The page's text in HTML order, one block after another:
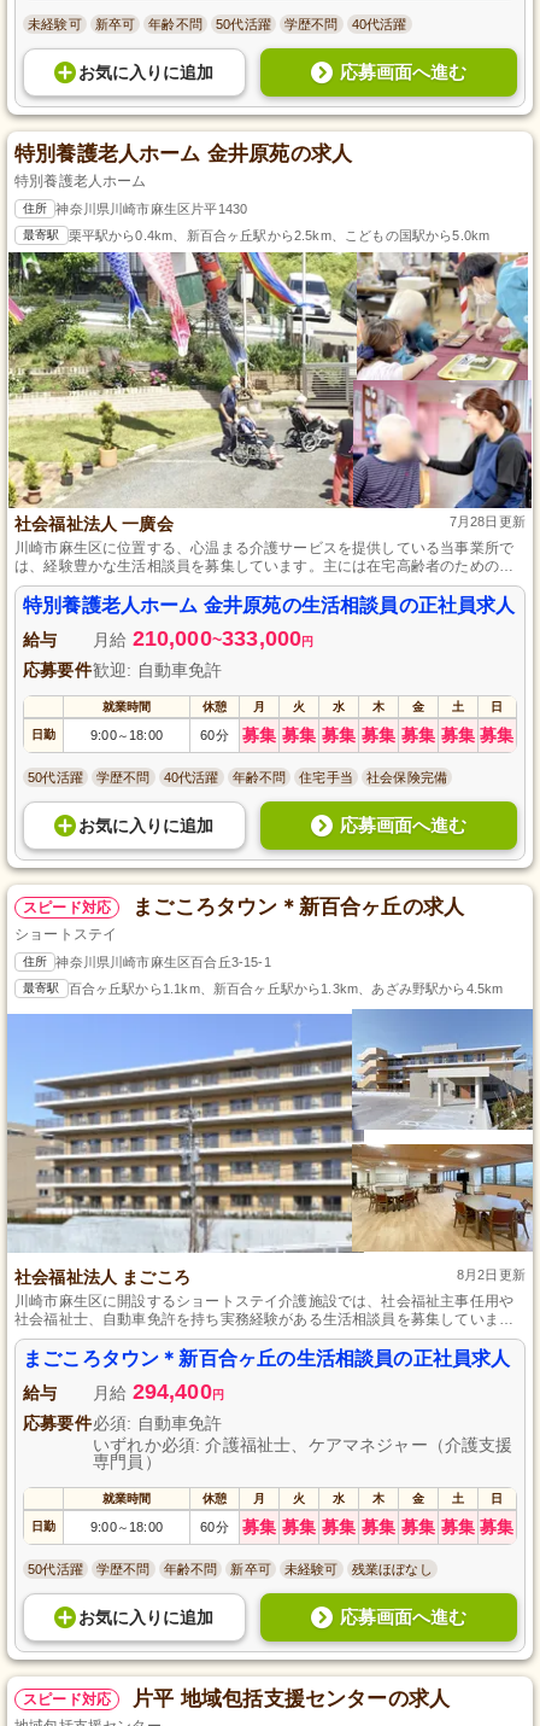
未経験可 新卒可 年齢不問 50代活躍 学歴不問 40代活躍
お気に入り に追加 応募画面へ進む
特別養護老人ホーム 金井原苑の求人
特別養護老人ホーム
住所 神奈川県川崎市麻生区片平1430
最寄駅 栗平駅から0.4km、新百合ヶ丘駅から2.5km、こどもの国駅から5.0km
社会福祉法人 一廣会 7月28日更新
川崎市麻生区に位置する、心温まる介護サービスを提供している当事業所で
は、経験豊かな生活相談員を募集しています。主には在宅高齢者のための予
防プランの立案や、困難ケースへの対応などをお任せします。自動車免許を
お持ちで、介護支援専門員や社会福祉士の資格がある方、即戦力としてご活
躍いただける方のご応募をお待ちしております。地域に根ざした福祉活動に
興味がある方には最適な職場です。
特別養護老人ホーム 金井原苑の生活相談員の正社員求人
給与 月給 210,000~333,000円
応募要件歓迎: 自動車免許
就業時間 休憩 月 火 水 木 金 土 日
日勤 9:00～ 18:00 60分 募集 募集 募集 募集 募集 募集 募集
50代活躍 学歴不問 40代活躍 年齢不問 住宅手当 社会保険完備
お気に入り に追加 応募画面へ進む
スピード対応 まごころタウン＊新百合ヶ丘の求人
ショートステイ
住所 神奈川県川崎市麻生区百合丘3-15-1
最寄駅 百合ヶ丘駅から1.1km、新百合ヶ丘駅から1.3km、あざみ野駅から4.5km
社会福祉法人 まごころ 8月2日更新
川崎市麻生区に開設するショートステイ介護施設では、社会福祉主事任用や
社会福祉士、自動車免許を持ち実務経験がある生活相談員を募集していま
す。4週9休のシフト制で、仕事とプライベートのバランスを大切にしなが
ら、質の高いケアを提供するためのチャレンジをしてみませんか。豊富な手
当や昇給・賞与を受けられる待遇で、あなたの能力と経験を活かし、やりが
いを持って働ける環境です。
まごころタウン＊新百合ヶ丘の生活相談員の正社員求人
給与 月給 294,400円
応募要件必須: 自動車免許
いずれか必須: 介護福祉士、ケアマネジャー（介護支援
専門員）
就業時間 休憩 月 火 水 木 金 土 日
日勤 9:00～ 18:00 60分 募集 募集 募集 募集 募集 募集 募集
50代活躍 学歴不問 年齢不問 新卒可 未経験可 残業ほぼなし
お気に入り に追加 応募画面へ進む
スピード対応 片平 地域包括支援センターの求人